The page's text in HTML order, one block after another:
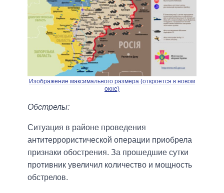
Изображение максимального размера (откроется в новом
окне)
Обстрелы:
Ситуация в районе проведения
антитеррористической операции приобрела
признаки обострения. За прошедшие сутки
противник увеличил количество и мощность
обстрелов.